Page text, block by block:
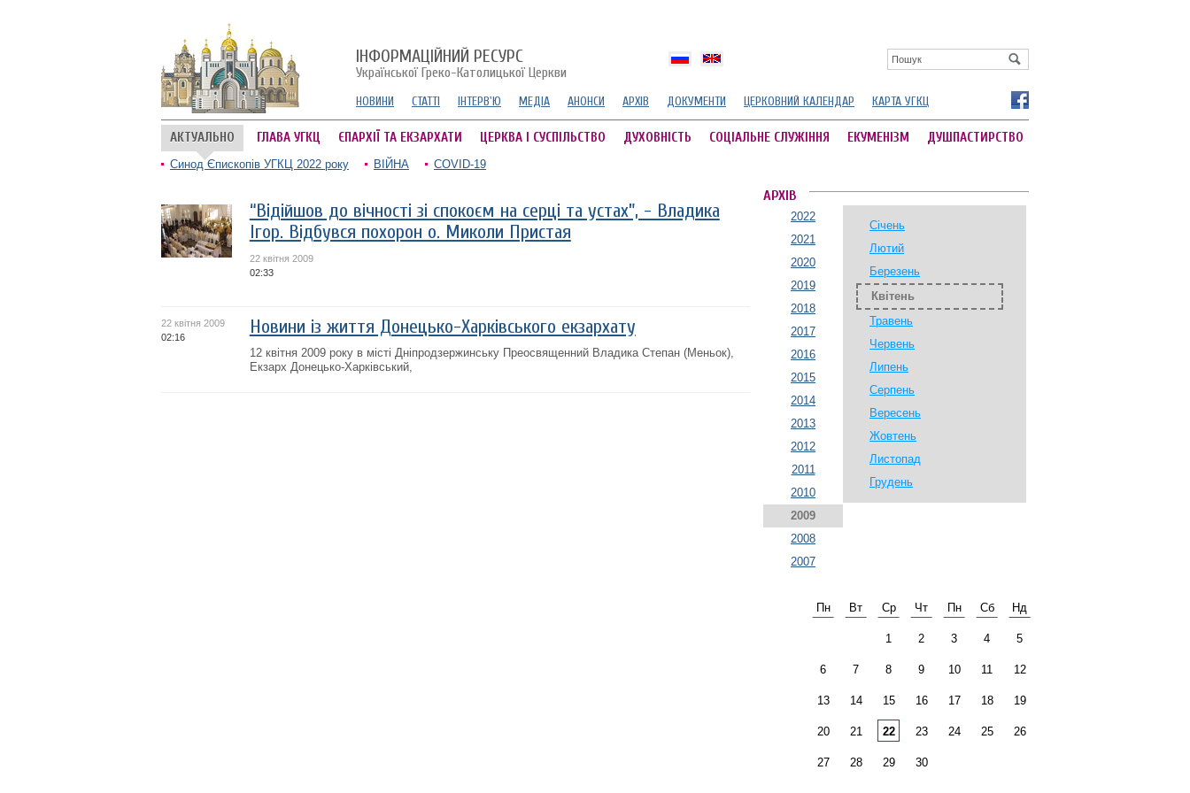
ІНФОРМАЦІЙНИЙ РЕСУРС
Української Греко-Католицької Церкви
НОВИНИ СТАТТІ ІНТЕРВ'Ю МЕДІА АНОНСИ АРХІВ ДОКУМЕНТИ ЦЕРКОВНИЙ КАЛЕНДАР КАРТА УГКЦ
АКТУАЛЬНО ГЛАВА УГКЦ ЄПАРХІЇ ТА ЕКЗАРХАТИ ЦЕРКВА І СУСПІЛЬСТВО ДУХОВНІСТЬ СОЦІАЛЬНЕ СЛУЖІННЯ ЕКУМЕНІЗМ ДУШПАСТИРСТВО
Синод Єпископів УГКЦ 2022 року ВІЙНА COVID-19
“Відійшов до вічності зі спокоєм на серці та устах”, - Владика
Ігор. Відбувся похорон о. Миколи Пристая
22 квітня 2009
02:33
22 квітня 2009
02:16
Новини із життя Донецько-Харківського екзархату
12 квітня 2009 року в місті Дніпродзержинську Преосвященний Владика Степан (Меньок),
Екзарх Донецько-Харківський,
АРХІВ
2022
2021
2020
2019
2018
2017
2016
2015
2014
2013
2012
2011
2010
2009
2008
2007
Січень
Лютий
Березень
Квітень
Травень
Червень
Липень
Серпень
Вересень
Жовтень
Листопад
Грудень
Пн Вт Ср Чт Пн Сб Нд
1 2 3 4 5
6 7 8 9 10 11 12
13 14 15 16 17 18 19
20 21 22 23 24 25 26
27 28 29 30